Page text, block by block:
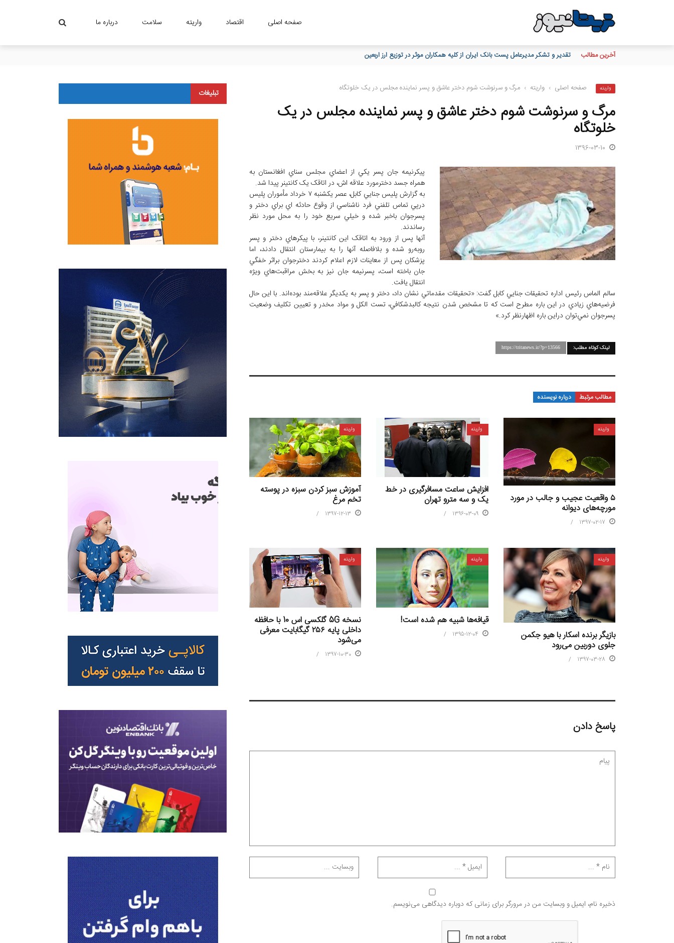
صفحه اصلی اقتصاد واریته سلامت درباره ما
آخرین مطالب تقدیر و تشکر مدیرعامل پست بانک ایران از کلیه همکاران موثر در توزیع ارز اربعین
واریته صفحه اصلی › واریته › مرگ و سرنوشت شوم دختر عاشق و پسر نماينده مجلس در يک خلوتگاه
مرگ و سرنوشت شوم دختر عاشق و پسر نماينده مجلس در يک
خلوتگاه
1396-03-10
پيکرنيمه جان پسر يکي از اعضاي مجلس سناي افغانستان به
همراه جسد دخترمورد علاقه اش، در اتاقک يک کانتينر پيدا شد.
به گزارش پليس جنايي کابل، عصر يکشنبه ۷ خرداد مأموران پليس
درپي تماس تلفني فرد ناشناسي از وقوع حادثه‌ اي براي دختر و
پسرجوان باخبر شده و خيلي سريع خود را به محل مورد نظر
رساندند.
آنها پس از ورود به اتاقک اين کانتينر، با پيکرهاي دختر و پسر
روبه‌رو شده و بلافاصله آنها را به بيمارستان انتقال دادند، اما
پزشکان پس از معاينات لازم اعلام کردند دخترجوان براثر خفگي
جان باخته است، پسرنيمه جان نيز به بخش مراقبت‌هاي ويژه
انتقال يافت.
سالم الماس رئيس اداره تحقيقات جنايي کابل گفت: «تحقيقات مقدماتي نشان داد، دختر و پسر به يکديگر علاقه‌مند بوده‌اند. با اين حال
فرضيه‌هاي زيادي در اين باره مطرح است که تا مشخص شدن نتيجه کالبدشکافي، تست الکل و مواد مخدر و تعيين تکليف وضعيت
پسرجوان نمي‌توان دراين باره اظهارنظر کرد.»
لینک کوتاه مطلب: https://tritanews.ir/?p=13566
مطالب مرتبط درباره نویسنده
واریته
۵ واقعیت عجیب و جالب در مورد
مورچه‌های دیوانه
1397-02-17
واریته
افزایش ساعت مسافرگیری در خط
یک و سه مترو تهران
1396-03-09
واریته
آموزش سبز کردن سبزه در پوسته
تخم مرغ
1397-12-13
واریته
بازیگر برنده اسکار با هیو جکمن
جلوی دوربین می‌رود
1397-03-28
واریته
قیافه‌ها شبیه هم شده است!
1395-12-04
واریته
نسخه 5G گلکسی اس 10 با حافظه
داخلی پایه ۲۵۶ گیگابایت معرفی
می‌شود
1397-10-30
پاسخ دادن
ذخیره نام، ایمیل و وبسایت من در مرورگر برای زمانی که دوباره دیدگاهی می‌نویسم.
تبلیغات